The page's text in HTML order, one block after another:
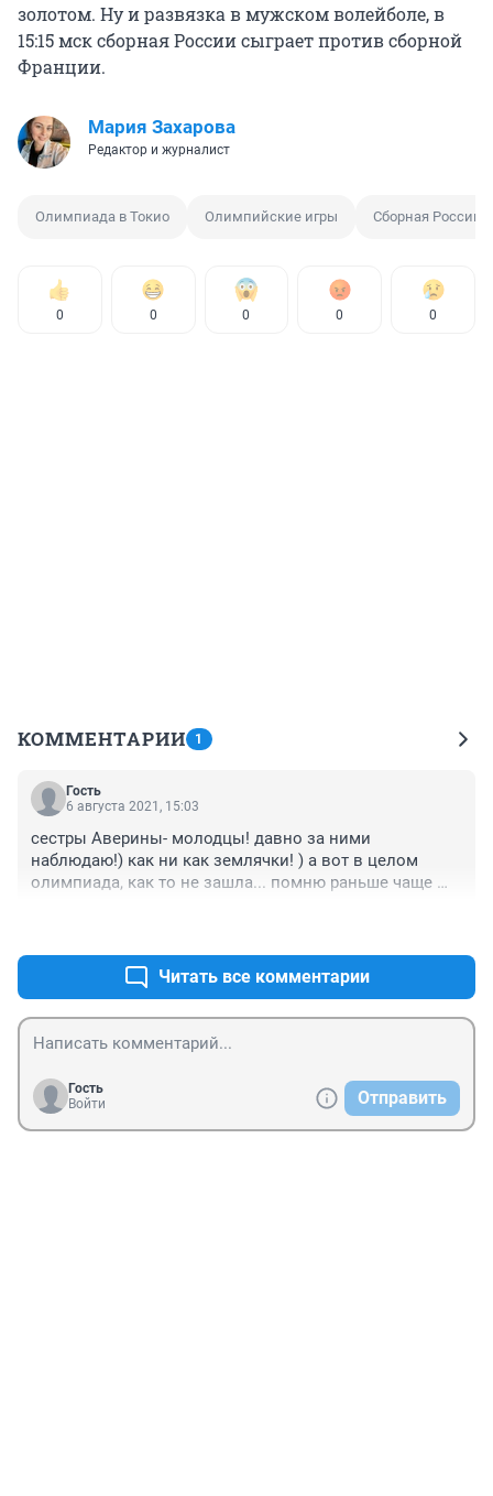
золотом. Ну и развязка в мужском волейболе, в
15:15 мск сборная России сыграет против сборной
Франции.
Мария Захарова
Редактор и журналист
Олимпиада в Токио Олимпийские игры Сборная России
0 0 0 0 0
КОММЕНТАРИИ 1
Гость
6 августа 2021, 15:03
сестры Аверины- молодцы! давно за ними
наблюдаю!) как ни как землячки! ) а вот в целом
олимпиада, как то не зашла... помню раньше чаще
Читать все комментарии
Гость
Войти
Отправить